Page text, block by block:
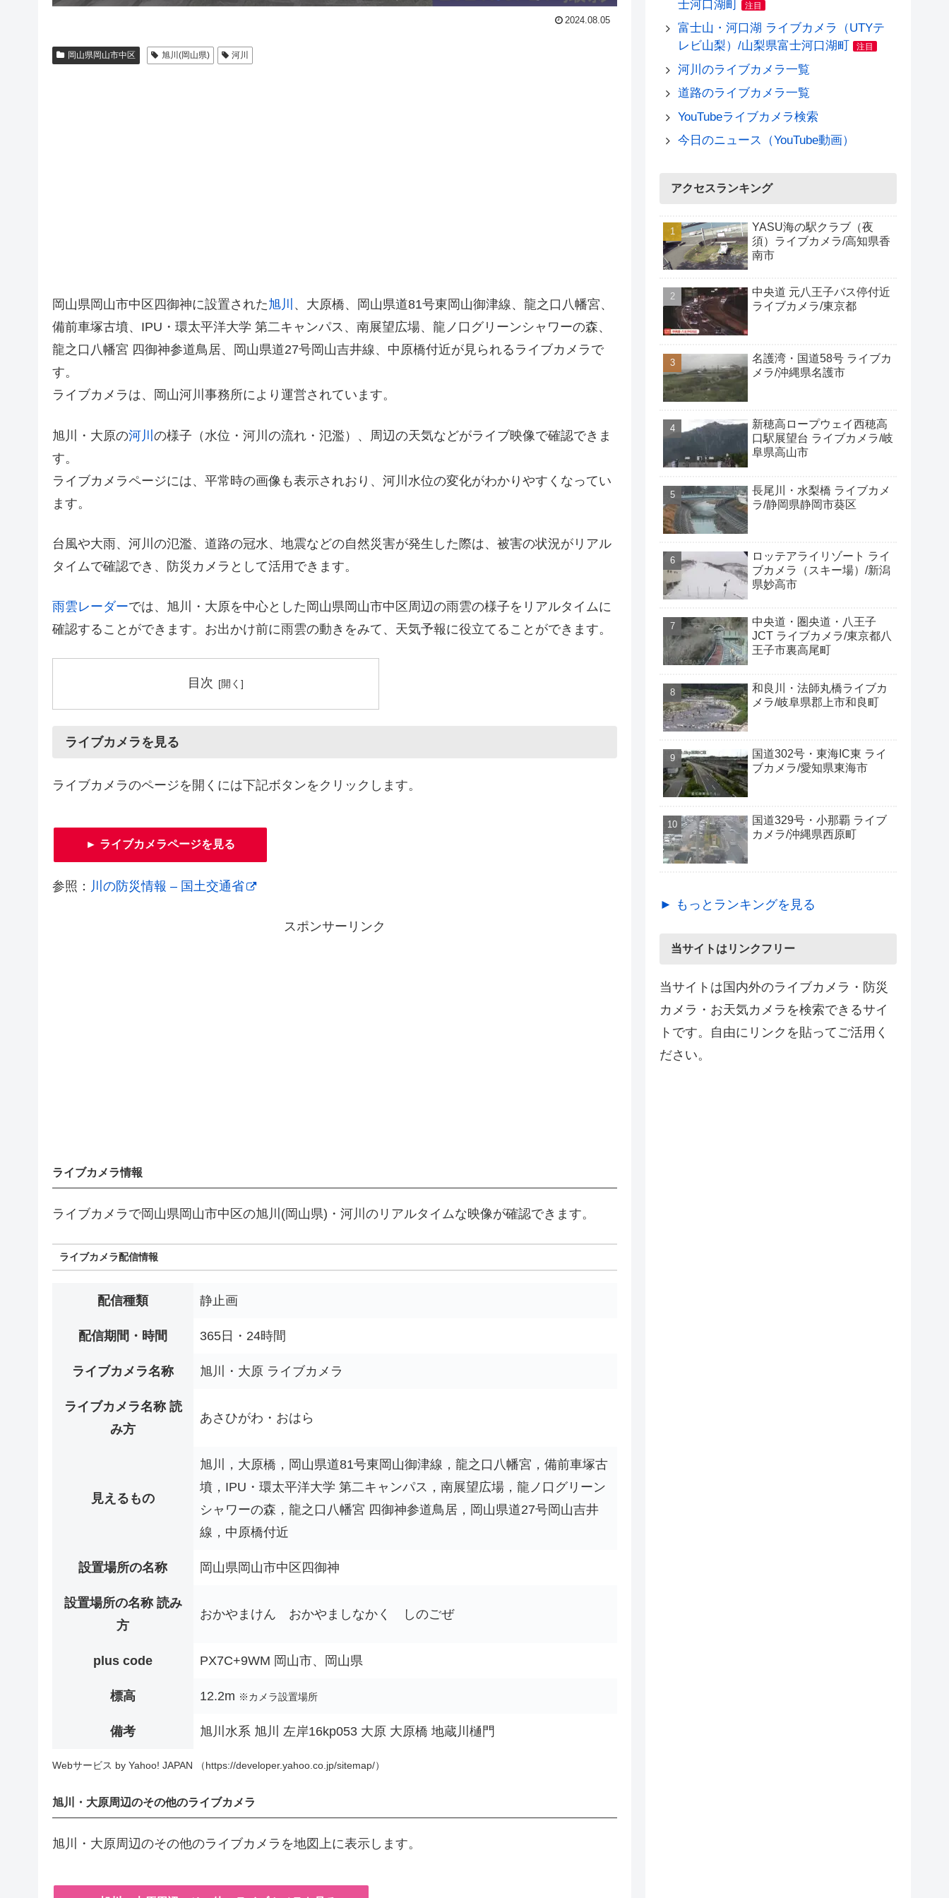
2024.08.05
岡山県岡山市中区 旭川(岡山県) 河川
岡山県岡山市中区四御神に設置された旭川 、大原橋、岡山県道81号東岡山御津線、龍之口八幡宮、
備前車塚古墳、IPU・環太平洋大学 第二キャンパス、南展望広場、龍ノ口グリーンシャワーの森、
龍之口八幡宮 四御神参道鳥居、岡山県道27号岡山吉井線、中原橋付近が見られるライブカメラで
す。
ライブカメラは、岡山河川事務所により運営されています。
旭川・大原の河川 の様子（水位・河川の流れ・氾濫）、周辺の天気などがライブ映像で確認できま
す。
ライブカメラページには、平常時の画像も表示されおり、河川水位の変化がわかりやすくなってい
ます。
台風や大雨、河川の氾濫、道路の冠水、地震などの自然災害が発生した際は、被害の状況がリアル
タイムで確認でき、防災カメラとして活用できます。
雨雲レーダーでは、旭川・大原を中心とした岡山県岡山市中区周辺の雨雲の様子をリアルタイムに
確認することができます。お出かけ前に雨雲の動きをみて、天気予報に役立てることができます。
目次
ライブカメラを見る
ライブカメラのページを開くには下記ボタンをクリックします。
► ライブカメラページを見る
参照： 川の防災情報 – 国土交通省
スポンサーリンク
ライブカメラ情報
ライブカメラで岡山県岡山市中区の旭川(岡山県)・河川のリアルタイムな映像が確認できます。
ライブカメラ配信情報
配信種類 静止画
配信期間・時間 365日・24時間
ライブカメラ名称 旭川・大原 ライブカメラ
ライブカメラ名称 読
み方
あさひがわ・おはら
見えるもの
旭川，大原橋，岡山県道81号東岡山御津線，龍之口八幡宮，備前車塚古
墳，IPU・環太平洋大学 第二キャンパス，南展望広場，龍ノ口グリーン
シャワーの森，龍之口八幡宮 四御神参道鳥居，岡山県道27号岡山吉井
線，中原橋付近
設置場所の名称 岡山県岡山市中区四御神
設置場所の名称 読み
方
おかやまけん おかやましなかく しのごぜ
plus code PX7C+9WM 岡山市、岡山県
標高 12.2m ※カメラ設置場所
備考 旭川水系 旭川 左岸16kp053 大原 大原橋 地蔵川樋門
Webサービス by Yahoo! JAPAN （https://developer.yahoo.co.jp/sitemap/）
旭川・大原周辺のその他のライブカメラ
旭川・大原周辺のその他のライブカメラを地図上に表示します。
士河口湖町 注目
富士山・河口湖 ライブカメラ（UTYテ
レビ山梨）/山梨県富士河口湖町
注目
河川のライブカメラ一覧
道路のライブカメラ一覧
YouTubeライブカメラ検索
今日のニュース（YouTube動画）
アクセスランキング
YASU海の駅クラブ（夜
須）ライブカメラ/高知県香
南市
中央道 元八王子バス停付近
ライブカメラ/東京都
名護湾・国道58号 ライブカ
メラ/沖縄県名護市
新穂高ロープウェイ西穂高
口駅展望台 ライブカメラ/岐
阜県高山市
長尾川・水梨橋 ライブカメ
ラ/静岡県静岡市葵区
ロッテアライリゾート ライ
ブカメラ（スキー場）/新潟
県妙高市
中央道・圏央道・八王子
JCT ライブカメラ/東京都八
王子市裏高尾町
和良川・法師丸橋ライブカ
メラ/岐阜県郡上市和良町
国道302号・東海IC東 ライ
ブカメラ/愛知県東海市
国道329号・小那覇 ライブ
カメラ/沖縄県西原町
► もっとランキングを見る
当サイトはリンクフリー
当サイトは国内外のライブカメラ・防災
カメラ・お天気カメラを検索できるサイ
トです。自由にリンクを貼ってご活用く
ださい。